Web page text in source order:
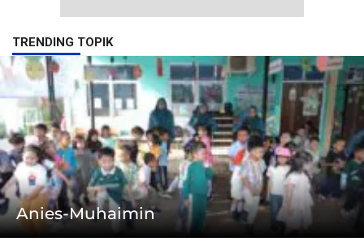
TRENDING TOPIK
Anies-Muhaimin